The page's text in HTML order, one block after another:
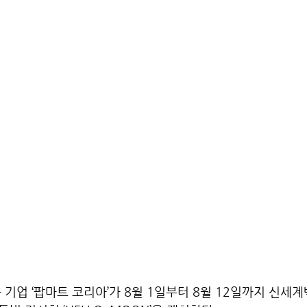
업 ‘팝마트 코리아’가 8월 1일부터 8월 12일까지 신세